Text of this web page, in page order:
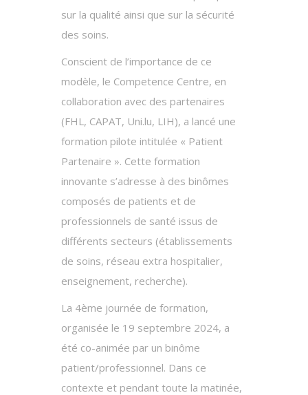
sur la qualité ainsi que sur la sécurité
des soins.
Conscient de l’importance de ce
modèle, le Competence Centre, en
collaboration avec des partenaires
(FHL, CAPAT, Uni.lu, LIH), a lancé une
formation pilote intitulée « Patient
Partenaire ». Cette formation
innovante s’adresse à des binômes
composés de patients et de
professionnels de santé issus de
différents secteurs (établissements
de soins, réseau extra hospitalier,
enseignement, recherche).
La 4ème journée de formation,
organisée le 19 septembre 2024, a
été co-animée par un binôme
patient/professionnel. Dans ce
contexte et pendant toute la matinée,